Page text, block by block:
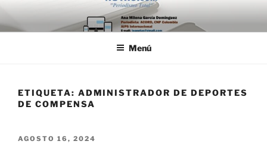
Saltar
al
contenido
Menú
ETIQUETA: ADMINISTRADOR DE DEPORTES
DE COMPENSA
PUBLICADO
AGOSTO 16, 2024